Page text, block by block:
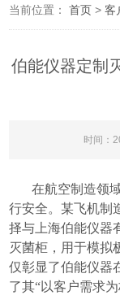
当前位置：首页 >客
伯能仪器定制
时间：
在航空制造领
行安全。某飞机制
择与上海伯能仪器
灭菌柜，用于模拟
仅彰显了伯能仪器
了其“以客户需求